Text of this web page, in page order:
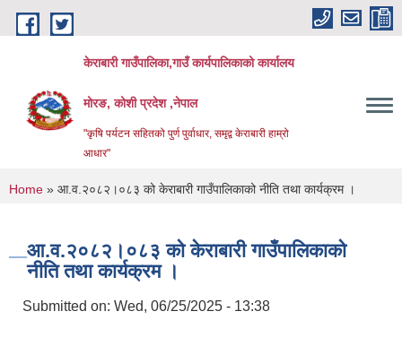
Skip to main content
केराबारी गाउँपालिका,गाउँ कार्यपालिकाको कार्यालय
मोरङ, कोशी प्रदेश ,नेपाल
"कृषि पर्यटन सहितको पुर्ण पुर्वाधार, समृद्व केराबारी हाम्रो
आधार"
You are here
Home » आ.व.२०८२।०८३ को केराबारी गाउँपालिकाको नीति तथा कार्यक्रम ।
आ.व.२०८२।०८३ को केराबारी गाउँपालिकाको
नीति तथा कार्यक्रम ।
Submitted on: Wed, 06/25/2025 - 13:38